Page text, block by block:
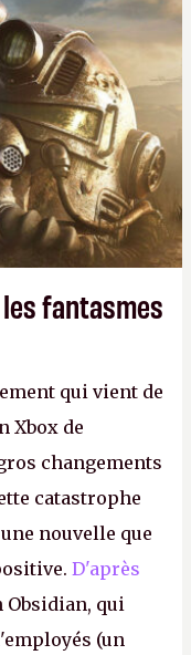
les fantasmes
qui vient de
Xbox de
changements
catastrophe
nouvelle que
D'après
qui
(un